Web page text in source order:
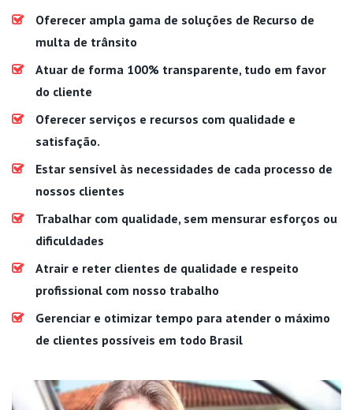
Oferecer ampla gama de soluções de Recurso de
multa de trânsito
Atuar de forma 100% transparente, tudo em favor
do cliente
Oferecer serviços e recursos com qualidade e
satisfação.
Estar sensível às necessidades de cada processo de
nossos clientes
Trabalhar com qualidade, sem mensurar esforços ou
dificuldades
Atrair e reter clientes de qualidade e respeito
profissional com nosso trabalho
Gerenciar e otimizar tempo para atender o máximo
de clientes possíveis em todo Brasil